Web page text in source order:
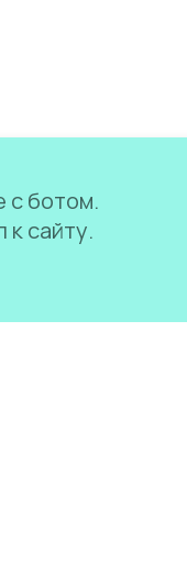
с ботом.
к сайту.